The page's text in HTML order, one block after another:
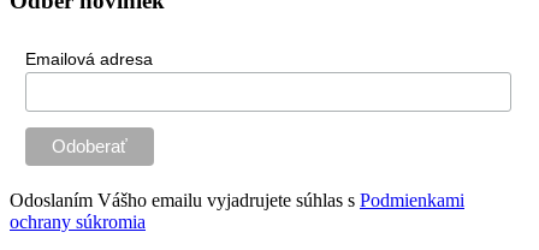
Emailová adresa
Odoslaním Vášho emailu vyjadrujete súhlas s Podmienkami
ochrany súkromia